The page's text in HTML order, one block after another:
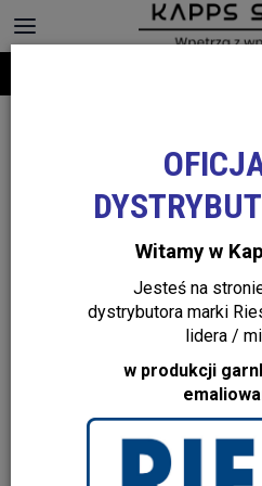
Witamy w
Jesteś na
dystrybutora marki
lidera /
w produkcji